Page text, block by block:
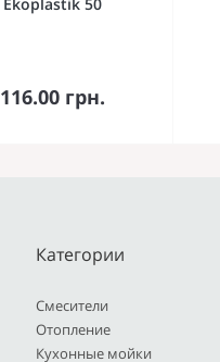
116.00 грн.
В корзину
Категории
Cмесители
Отопление
Кухонные мойки